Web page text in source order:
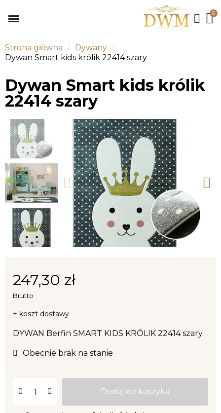
Strona główna
Dywany
Dywan Smart kids królik 22414 szary
Dywan Smart kids królik
22414 szary
247,30 zł
Brutto
+ koszt dostawy
DYWAN Berfin SMART KIDS KRÓLIK 22414 szary
Obecnie brak na stanie
Dodaj do koszyka